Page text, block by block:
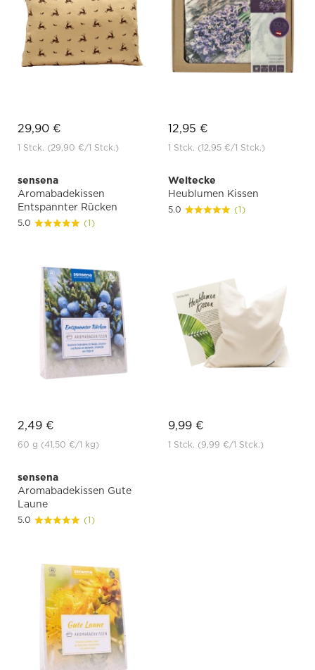
29,90 €
1 Stck. (29,90 €/1 Stck.)
12,95 €
1 Stck. (12,95 €/1 Stck.)
sensena
Aromabadekissen
Entspannter Rücken
5.0 (1)
2,49 €
60 g (41,50 €/1 kg)
Weltecke
Heublumen Kissen
5.0 (1)
9,99 €
1 Stck. (9,99 €/1 Stck.)
sensena
Aromabadekissen Gute
Laune
5.0 (1)